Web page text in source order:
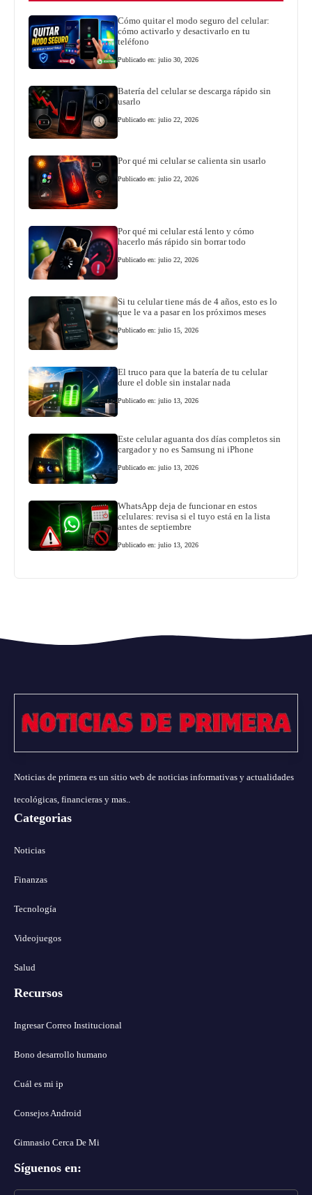
Cómo quitar el modo seguro del celular:
cómo activarlo y desactivarlo en tu
teléfono
Publicado en: julio 30, 2026
Batería del celular se descarga rápido sin
usarlo
Publicado en: julio 22, 2026
Por qué mi celular se calienta sin usarlo
Publicado en: julio 22, 2026
Por qué mi celular está lento y cómo
hacerlo más rápido sin borrar todo
Publicado en: julio 22, 2026
Si tu celular tiene más de 4 años, esto es lo
que le va a pasar en los próximos meses
Publicado en: julio 15, 2026
El truco para que la batería de tu celular
dure el doble sin instalar nada
Publicado en: julio 13, 2026
Este celular aguanta dos días completos sin
cargador y no es Samsung ni iPhone
Publicado en: julio 13, 2026
WhatsApp deja de funcionar en estos
celulares: revisa si el tuyo está en la lista
antes de septiembre
Publicado en: julio 13, 2026
Noticias de primera es un sitio web de noticias informativas y actualidades
tecológicas, financieras y mas..
Categorias
Noticias
Finanzas
Tecnología
Videojuegos
Salud
Recursos
Ingresar Correo Institucional
Bono desarrollo humano
Cuál es mi ip
Consejos Android
Gimnasio Cerca De Mi
Síguenos en: